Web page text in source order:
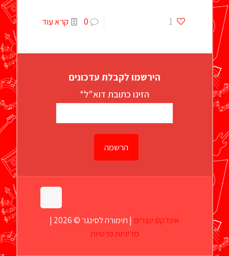
1
0 קרא עוד
הירשמו לקבלת עדכונים
הזינו כתובת דוא"ל*
אינדקס יוצרים | תימורה לסינגר © 2026 |
מדיניות פרטיות